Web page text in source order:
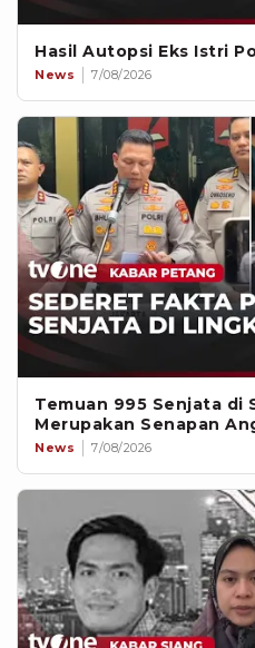
Hasil Autopsi Eks Istri
News 7/08/2026
Temuan 995 Senjata di
Merupakan Senapan
News 7/08/2026